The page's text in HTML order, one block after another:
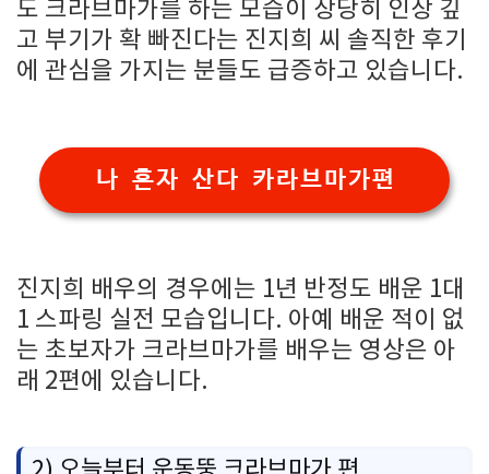
도 크라브마가를 하는 모습이 상당히 인상 깊
고 부기가 확 빠진다는 진지희 씨 솔직한 후기
에 관심을 가지는 분들도 급증하고 있습니다.
나 혼자 산다 카라브마가편
진지희 배우의 경우에는 1년 반정도 배운 1대
1 스파링 실전 모습입니다. 아예 배운 적이 없
는 초보자가 크라브마가를 배우는 영상은 아
래 2편에 있습니다.